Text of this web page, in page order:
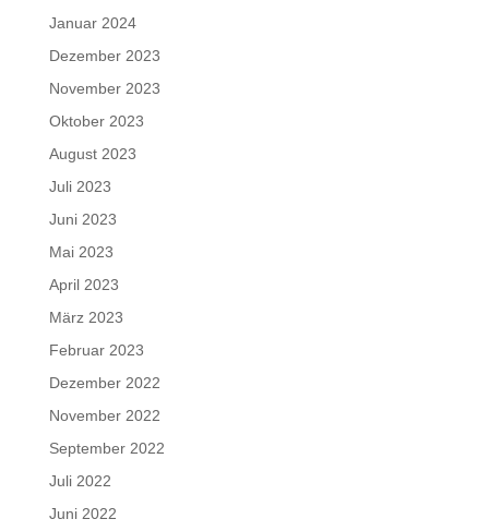
Januar 2024
Dezember 2023
November 2023
Oktober 2023
August 2023
Juli 2023
Juni 2023
Mai 2023
April 2023
März 2023
Februar 2023
Dezember 2022
November 2022
September 2022
Juli 2022
Juni 2022